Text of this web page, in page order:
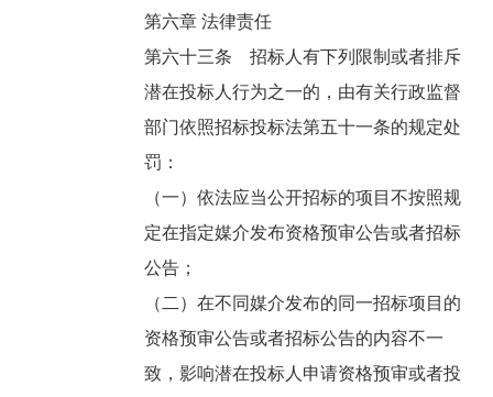
第六章 法律责任
第六十三条 招标人有下列限制或者排斥
潜在投标人行为之一的，由有关行政监督
部门依照招标投标法第五十一条的规定处
罚：
（一）依法应当公开招标的项目不按照规
定在指定媒介发布资格预审公告或者招标
公告；
（二）在不同媒介发布的同一招标项目的
资格预审公告或者招标公告的内容不一
致，影响潜在投标人申请资格预审或者投